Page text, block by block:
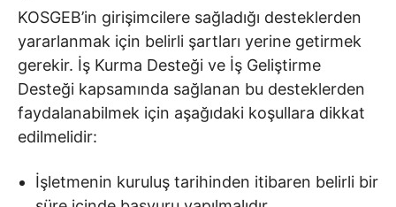
KOSGEB’in girişimcilere sağladığı desteklerden
yararlanmak için belirli şartları yerine getirmek
gerekir. İş Kurma Desteği ve İş Geliştirme
Desteği kapsamında sağlanan bu desteklerden
faydalanabilmek için aşağıdaki koşullara dikkat
edilmelidir:
İşletmenin kuruluş tarihinden itibaren belirli bir